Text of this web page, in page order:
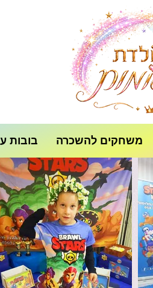
משחקים להשכרה בובות